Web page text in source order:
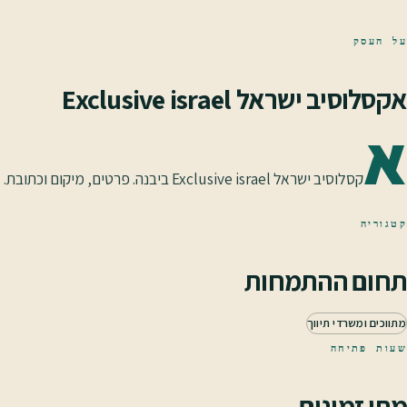
על העסק
אקסלוסיב ישראל Exclusive israel
אקסלוסיב ישראל Exclusive israel ביבנה. פרטים, מיקום וכתובת.
קטגוריה
תחום ההתמחות
מתווכים ומשרדי תיווך
שעות פתיחה